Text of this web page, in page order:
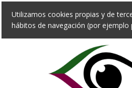
Skip
content
Utilizamos cookies propias y de
hábitos de navegación (por